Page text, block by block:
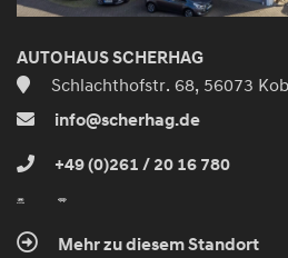
AUTOHAUS SCHERHAG
Schlachthofstr. 68, 56073
info@scherhag.de
+49 (0)261 / 20 16 780
Mehr zu diesem Standort